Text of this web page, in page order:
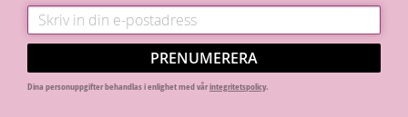
PRENUMERERA
Dina personuppgifter behandlas i enlighet med vårintegritetspolicy.